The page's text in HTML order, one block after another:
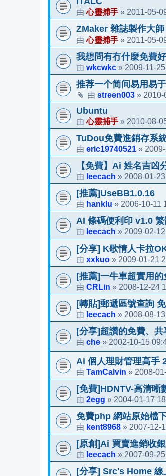
由心靈捕手 » 2011-05-
ZMaker 雜誌製作大師
由心靈捕手 » 2011-05-
我想問有冇什麼免費
由 wkcwkc » 2009-11-
推荐一个简间易用易
由 streen003 » 2010-
Ubuntu
由心靈捕手 » 2010-08-
TuDou免費進銷存系
由 eric19740521 »
【免費】Ai 姓名吉凶
由 leecach » 2008-01-
[推薦]UseBB1.0.16
由 hanklu » 2006-10-11
AI 條碼便利印 v1.0
由 leecach » 2009-02-
[分享] K歌情人卡拉
由 xxkuo » 2009-01-21
[推薦]一牛車超實用
由 CRLin » 2008-12-24
[轉貼]郵遞區號查詢
由 leecach » 2008-08-
[分享]超讚的免費、共
由 che » 2002-10-15
Ai 個人理財管理高手
由 TamCalvin » 2008-
[免費]HDNTV-高清晰
由 2egg » 2004-01-17
免費php 網站原始檔
由 kent8968 » 2007-12-
[原創]Ai 買賣進銷收
由 leecach » 2007-09-
[分享] Src's Home 線